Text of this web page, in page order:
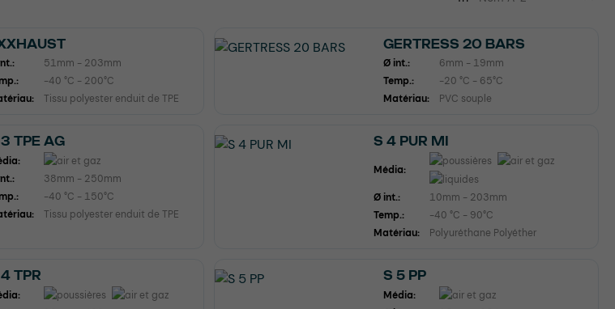
51mm - 203mm
-40 °C - 200°C
Tissu polyester enduit de TPE
GERTRESS 20 BARS
Ø int.:
6mm - 19mm
Temp.:
-20 °C - 65°C
Matériau:
PVC souple
TPE AG
38mm - 250mm
-40 °C - 150°C
Tissu polyester enduit de TPE
S 4 PUR MI
Média:
Ø int.:
10mm - 203mm
Temp.:
-40 °C - 90°C
Matériau:
Polyuréthane Polyéther
TPR S 5 PP
Média: